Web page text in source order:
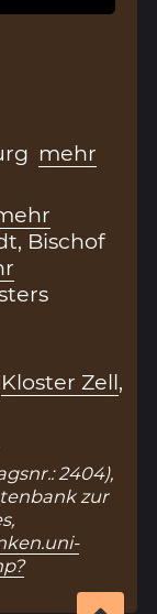
mehr
Bischof
Kloster Zell,
2404),
zur